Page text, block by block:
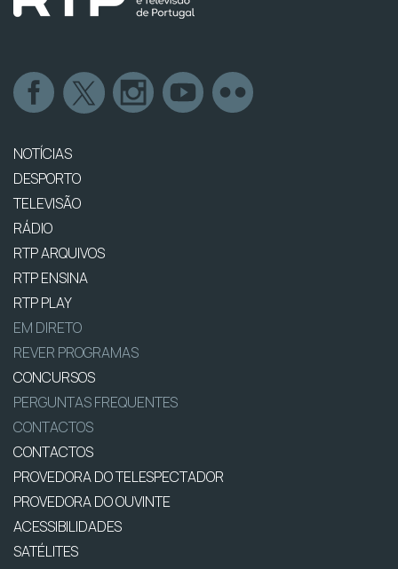
NOTÍCIAS
DESPORTO
TELEVISÃO
RÁDIO
RTP ARQUIVOS
RTP ENSINA
RTP PLAY
EM DIRETO
REVER PROGRAMAS
CONCURSOS
PERGUNTAS FREQUENTES
CONTACTOS
CONTACTOS
PROVEDORA DO TELESPECTADOR
PROVEDORA DO OUVINTE
ACESSIBILIDADES
SATÉLITES